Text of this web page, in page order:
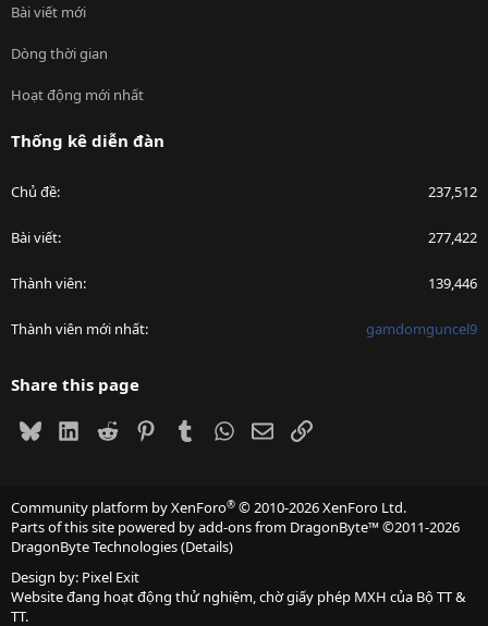
Bài viết mới
Dòng thời gian
Hoạt động mới nhất
Thống kê diễn đàn
Chủ đề 237,512
Bài viết 277,422
Thành viên 139,446
Thành viên mới nhất gamdomguncel9
Share this page
BlueskyLinkedIn
Reddit PinterestTumblrWhatsApp
EmailLink
Community platform by XenForo® © 2010-2026 XenForo Ltd.
Parts of this site powered byadd-ons from DragonByte™©2011-2026
DragonByte Technologies(Details)
Design by: Pixel Exit
Website đang hoạt động thử nghiệm, chờ giấy phép MXH của Bộ TT &
TT.